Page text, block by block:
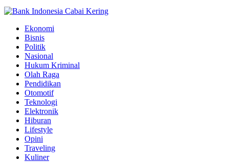
Ekonomi
Bisnis
Politik
Nasional
Hukum Kriminal
Olah Raga
Pendidikan
Otomotif
Teknologi
Elektronik
Hiburan
Lifestyle
Opini
Traveling
Kuliner